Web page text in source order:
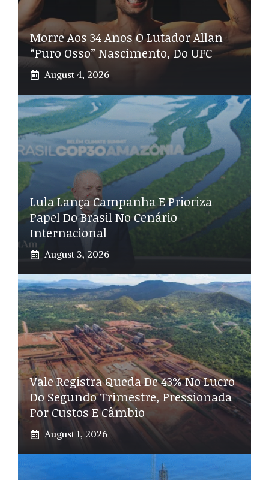
Morre Aos 34 Anos O Lutador Allan
“Puro Osso” Nascimento, Do UFC
August 4, 2026
Lula Lança Campanha E Prioriza
Papel Do Brasil No Cenário
Internacional
August 3, 2026
Vale Registra Queda De 43% No Lucro
Do Segundo Trimestre, Pressionada
Por Custos E Câmbio
August 1, 2026